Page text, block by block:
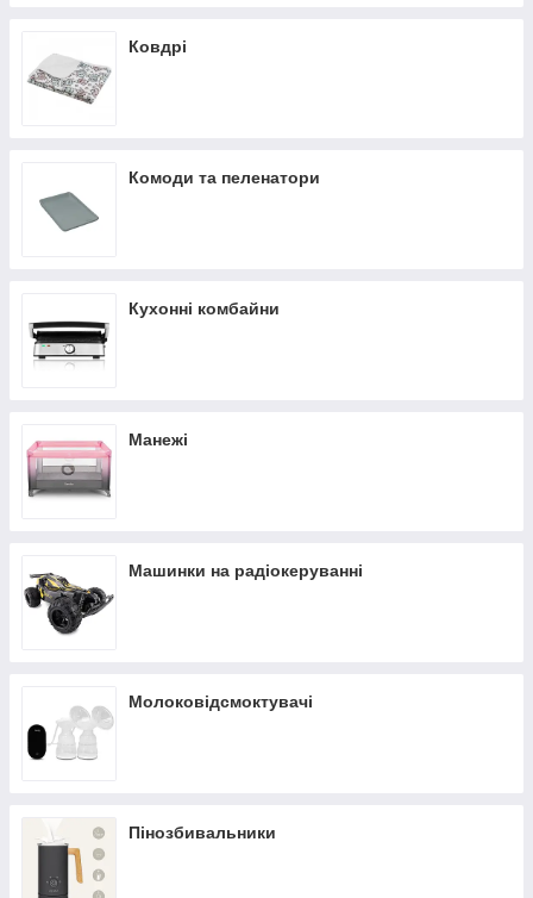
Ковдрі
Комоди та пеленатори
Кухонні комбайни
Манежі
Машинки на радіокеруванні
Молоковідсмоктувачі
Пінозбивальники